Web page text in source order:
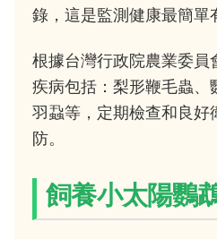
錄，這是監測健康最簡單
根據台灣行政院農業委員
疾病包括：梨形鞭毛蟲、
羽蝨等，定期檢查和良好
防。
飼養小太陽鸚